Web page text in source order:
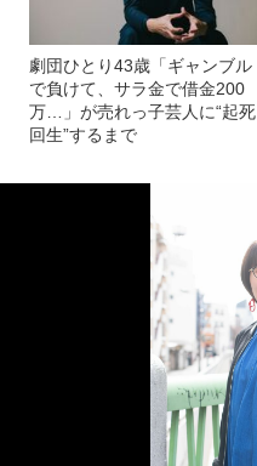
劇団ひとり43歳「ギャンブル
で負けて、サラ金で借金200
万…」が売れっ子芸人に“起死
回生”するまで